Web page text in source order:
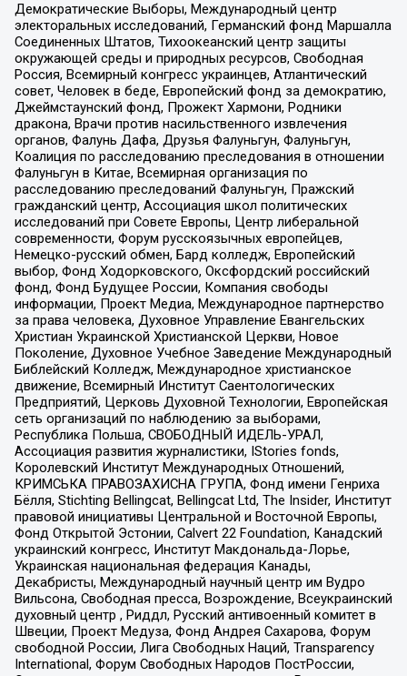
Демократические Выборы, Международный центр
электоральных исследований, Германский фонд Маршалла
Соединенных Штатов, Тихоокеанский центр защиты
окружающей среды и природных ресурсов, Свободная
Россия, Всемирный конгресс украинцев, Атлантический
совет, Человек в беде, Европейский фонд за демократию,
Джеймстаунский фонд, Прожект Хармони, Родники
дракона, Врачи против насильственного извлечения
органов, Фалунь Дафа, Друзья Фалуньгун, Фалуньгун,
Коалиция по расследованию преследования в отношении
Фалуньгун в Китае, Всемирная организация по
расследованию преследований Фалуньгун, Пражский
гражданский центр, Ассоциация школ политических
исследований при Совете Европы, Центр либеральной
современности, Форум русскоязычных европейцев,
Немецко-русский обмен, Бард колледж, Европейский
выбор, Фонд Ходорковского, Оксфордский российский
фонд, Фонд Будущее России, Компания свободы
информации, Проект Медиа, Международное партнерство
за права человека, Духовное Управление Евангельских
Христиан Украинской Христианской Церкви, Новое
Поколение, Духовное Учебное Заведение Международный
Библейский Колледж, Международное христианское
движение, Всемирный Институт Саентологических
Предприятий, Церковь Духовной Технологии, Европейская
сеть организаций по наблюдению за выборами,
Республика Польша, СВОБОДНЫЙ ИДЕЛЬ-УРАЛ,
Ассоциация развития журналистики, IStories fonds,
Королевский Институт Международных Отношений,
КРИМСЬКА ПРАВОЗАХИСНА ГРУПА, Фонд имени Генриха
Бёлля, Stichting Bellingcat, Bellingcat Ltd, The Insider, Институт
правовой инициативы Центральной и Восточной Европы,
Фонд Открытой Эстонии, Calvert 22 Foundation, Канадский
украинский конгресс, Институт Макдональда-Лорье,
Украинская национальная федерация Канады,
Декабристы, Международный научный центр им Вудро
Вильсона, Свободная пресса, Возрождение, Всеукраинский
духовный центр , Риддл, Русский антивоенный комитет в
Швеции, Проект Медуза, Фонд Андрея Сахарова, Форум
свободной России, Лига Свободных Наций, Transparеncy
International, Форум Свободных Народов ПостРоссии,